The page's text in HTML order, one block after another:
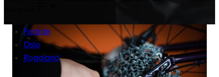
Forside
Oslo
Rogaland